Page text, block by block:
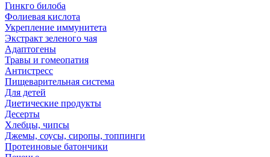
Гинкго билоба
Фолиевая кислота
Укрепление иммунитета
Экстракт зеленого чая
Адаптогены
Травы и гомеопатия
Антистресс
Пищеварительная система
Для детей
Диетические продукты
Десерты
Хлебцы, чипсы
Джемы, соусы, сиропы, топпинги
Протеиновые батончики